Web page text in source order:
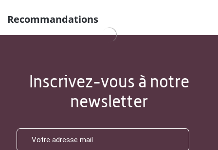
Recommandations
Inscrivez-vous à notre
newsletter